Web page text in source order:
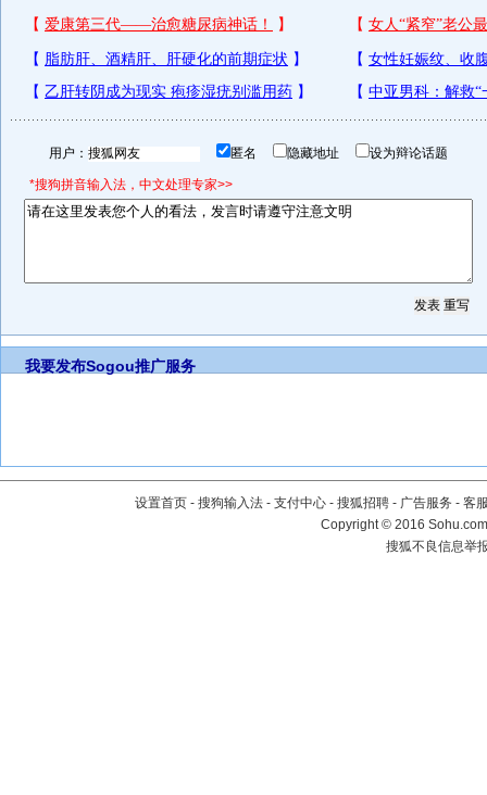
用户： 匿名 隐藏地址 设为辩论话题
*搜狗拼音输入法，中文处理专家>>
我要发布Sogou推广服务
设置首页 - 搜狗输入法 - 支付中心 - 搜狐招聘 - 广告服务 - 客
Copyright©2016
搜狐不良信息举